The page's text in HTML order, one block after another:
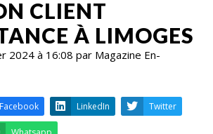
CLIENT
À LIMOGES
2024 à 16:08 par Magazine En-